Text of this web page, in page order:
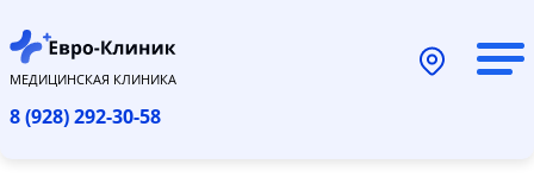
МЕДИЦИНСКАЯ КЛИНИКА
8 (928) 292-30-58